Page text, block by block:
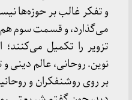
و تفکر غالب بر حوزه‌ها
می‌گذارد، و قسمت سوم هم
تزویر را تکمیل می‌کنند؛
نوین. روحانی، عالم
بر روی روشنفکران و